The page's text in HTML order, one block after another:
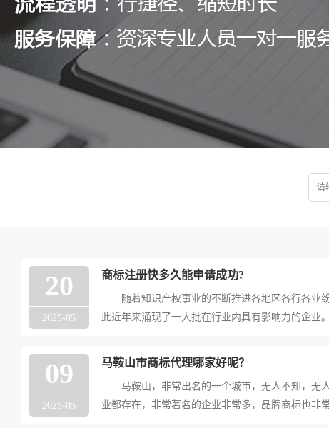
20
2025-05
商标注册快多久能申请成功?
随着知识产权事业的不断推进各地区各行各业
此近年来涌现了一大批在行业内具有影响力的企业
度递增，总量已达5802件。 自新商标法实施之后
09
2025-05
马鞍山市商标代理哪家好呢？
马鞍山，非常出名的一个城市，无人不知，无
业都存在，非常著名的企业非常多，品牌商标也非